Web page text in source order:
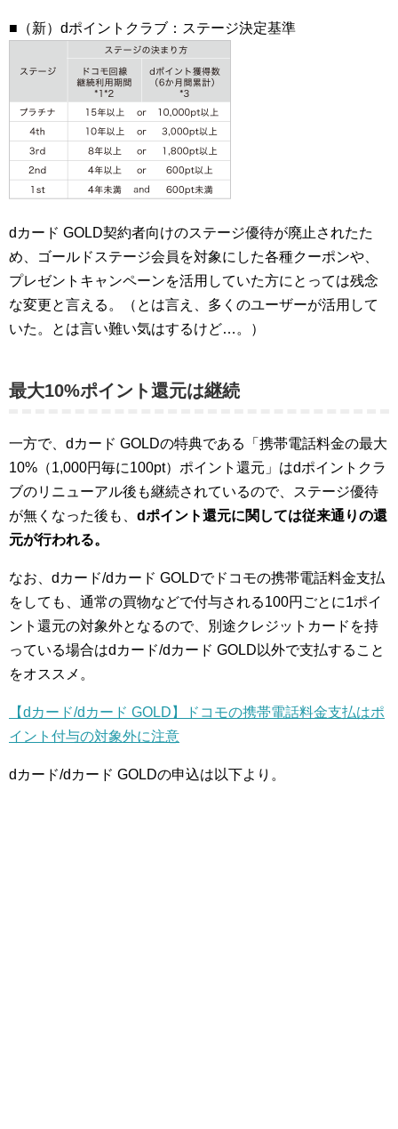
■（新）dポイントクラブ：ステージ決定基準
dカード GOLD契約者向けのステージ優待が廃止されたた
め、ゴールドステージ会員を対象にした各種クーポンや、
プレゼントキャンペーンを活用していた方にとっては残念
な変更と言える。（とは言え、多くのユーザーが活用して
いた。とは言い難い気はするけど…。）
最大10%ポイント還元は継続
一方で、dカード GOLDの特典である「携帯電話料金の最大
10%（1,000円毎に100pt）ポイント還元」はdポイントクラ
ブのリニューアル後も継続されているので、ステージ優待
が無くなった後も、 dポイント還元に関しては従来通りの還
元が行われる。
なお、dカード/dカード GOLDでドコモの携帯電話料金支払
をしても、通常の買物などで付与される100円ごとに1ポイ
ント還元の対象外となるので、別途クレジットカードを持
っている場合はdカード/dカード GOLD以外で支払すること
をオススメ。
【dカード/dカード GOLD】ドコモの携帯電話料金支払はポ
イント付与の対象外に注意
dカード/dカード GOLDの申込は以下より。